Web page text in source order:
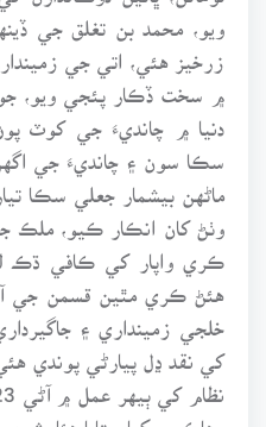
ويو، محمد بن تغلق جي
زرخيز هئي، اتي جي
۾ سخت ڏڪار پئجي ويو، جو
دنيا ۾ چانديءَ جي کوٽ
سڪا سون ۽ چانديءَ جي
ماڻهن بيشمار جعلي سڪا
وٺڻ کان انڪار ڪيو، ملڪ
ڪري واپار کي ڪافي ڌڪ
هئڻ ڪري مٿين قسمن جي
خلجي زمينداري ۽
کي نقد ڍل پيارڻي پوندي
رهاڪو سکيا ستابا هئا. شين